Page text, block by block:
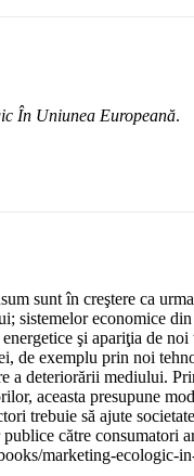
În Uniunea Europeană.
sunt în creştere ca
sistemelor economice
şi apariţia de
de exemplu prin noi
a deteriorării mediului.
aceasta presupune
trebuie să ajute
către consumatori
marketing-ecologic-